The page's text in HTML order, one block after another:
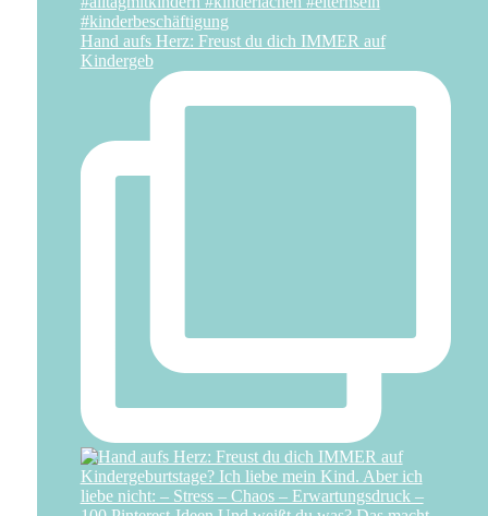
Hand aufs Herz: Freust du dich IMMER auf
Kindergeb